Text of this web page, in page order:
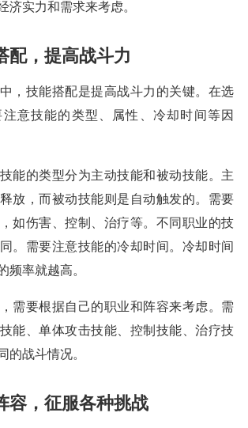
济实力和需求来考虑。
配，提高战斗力
，技能搭配是提高战斗力的关键。在选
意技能的类型、属性、冷却时间等因
能的类型分为主动技能和被动技能。主
放，而被动技能则是自动触发的。需要
如伤害、控制、治疗等。不同职业的技
。需要注意技能的冷却时间。冷却时间
频率就越高。
需要根据自己的职业和阵容来考虑。需
能、单体攻击技能、控制技能、治疗技
的战斗情况。
容，征服各种挑战